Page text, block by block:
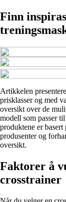
Finn
Artikkelen
prisklasser og med
oversikt over de
modell som passer
produktene er
produsenter og
oversikt.
Faktorer å
crosstrainer